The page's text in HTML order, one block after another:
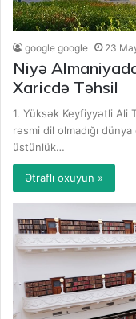
google google 23
Niyə
Xaricdə Təhsil
1. Yüksək Keyfiyyətli Ali
rəsmi dil olmadığı
üstünlük…
Ətraflı oxuyun »